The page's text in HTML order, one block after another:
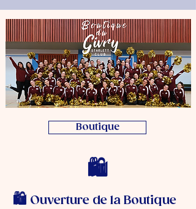
Boutique
🛍️
🛍️ Ouverture de la Boutique